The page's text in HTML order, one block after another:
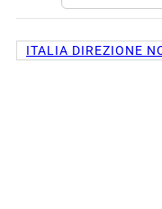
ITALIA DIREZIONE